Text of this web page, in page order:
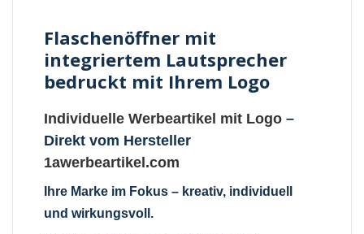
Flaschenöffner mit
integriertem Lautsprecher
bedruckt mit Ihrem Logo
Individuelle Werbeartikel mit Logo –
Direkt vom Hersteller
1awerbeartikel.com
Ihre Marke im Fokus – kreativ, individuell
und wirkungsvoll.